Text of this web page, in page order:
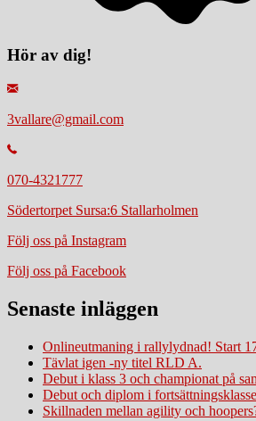
Hör av dig!
3vallare@gmail.com
070-4321777
Södertorpet Sursa:6 Stallarholmen
Följ oss på Instagram
Följ oss på Facebook
Senaste inläggen
Onlineutmaning i rallylydnad! Start
Tävlat igen -ny titel RLD A.
Debut i klass 3 och championat på
Debut och diplom i
Skillnaden mellan agility och